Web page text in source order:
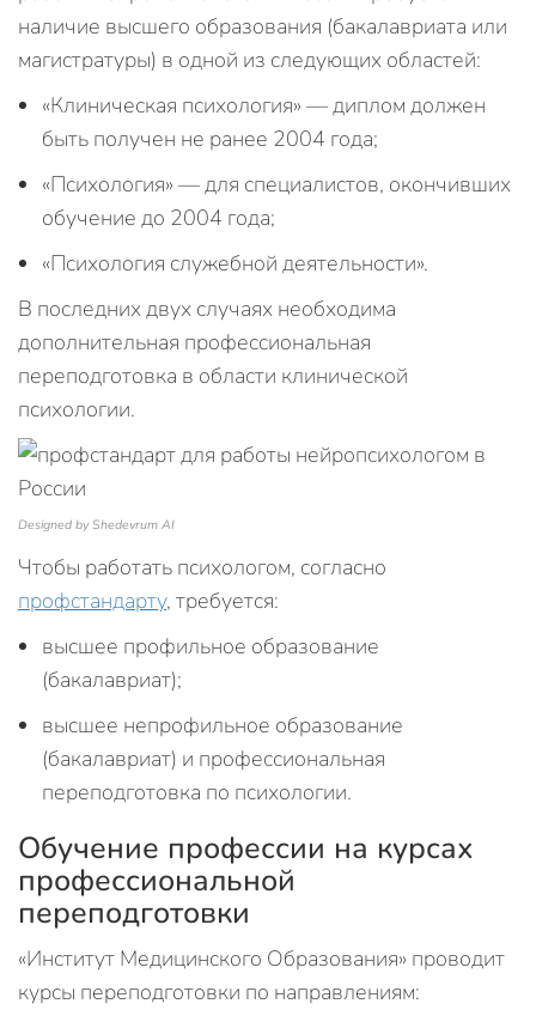
наличие высшего образования (бакалавриата или
магистратуры) в одной из следующих областей:
«Клиническая психология» — диплом должен
быть получен не ранее 2004 года;
«Психология» — для специалистов, окончивших
обучение до 2004 года;
«Психология служебной деятельности».
В последних двух случаях необходима
дополнительная профессиональная
переподготовка в области клинической
психологии.
Designed by Shedevrum AI
Чтобы работать психологом, согласно
профстандарту, требуется:
высшее профильное образование
(бакалавриат);
высшее непрофильное образование
(бакалавриат) и профессиональная
переподготовка по психологии.
Обучение профессии на курсах
профессиональной
переподготовки
«Институт Медицинского Образования» проводит
курсы переподготовки по направлениям: